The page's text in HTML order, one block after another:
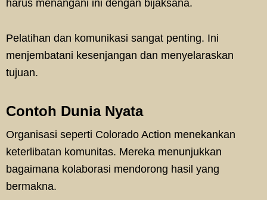
harus menangani ini dengan bijaksana.
Pelatihan dan komunikasi sangat penting. Ini
menjembatani kesenjangan dan menyelaraskan
tujuan.
Contoh Dunia Nyata
Organisasi seperti Colorado Action menekankan
keterlibatan komunitas. Mereka menunjukkan
bagaimana kolaborasi mendorong hasil yang
bermakna.